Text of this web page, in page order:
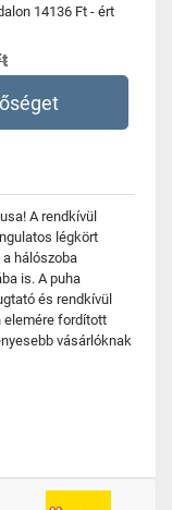
14136 Ft - ért
A rendkívül
légkört
hálószoba
is. A puha
és rendkívül
elemére fordított
vásárlóknak